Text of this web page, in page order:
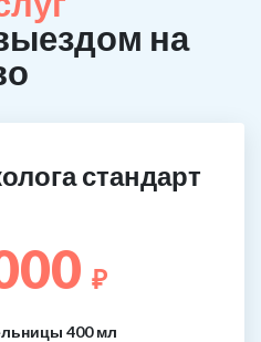
на
стандарт
₽
400 мл